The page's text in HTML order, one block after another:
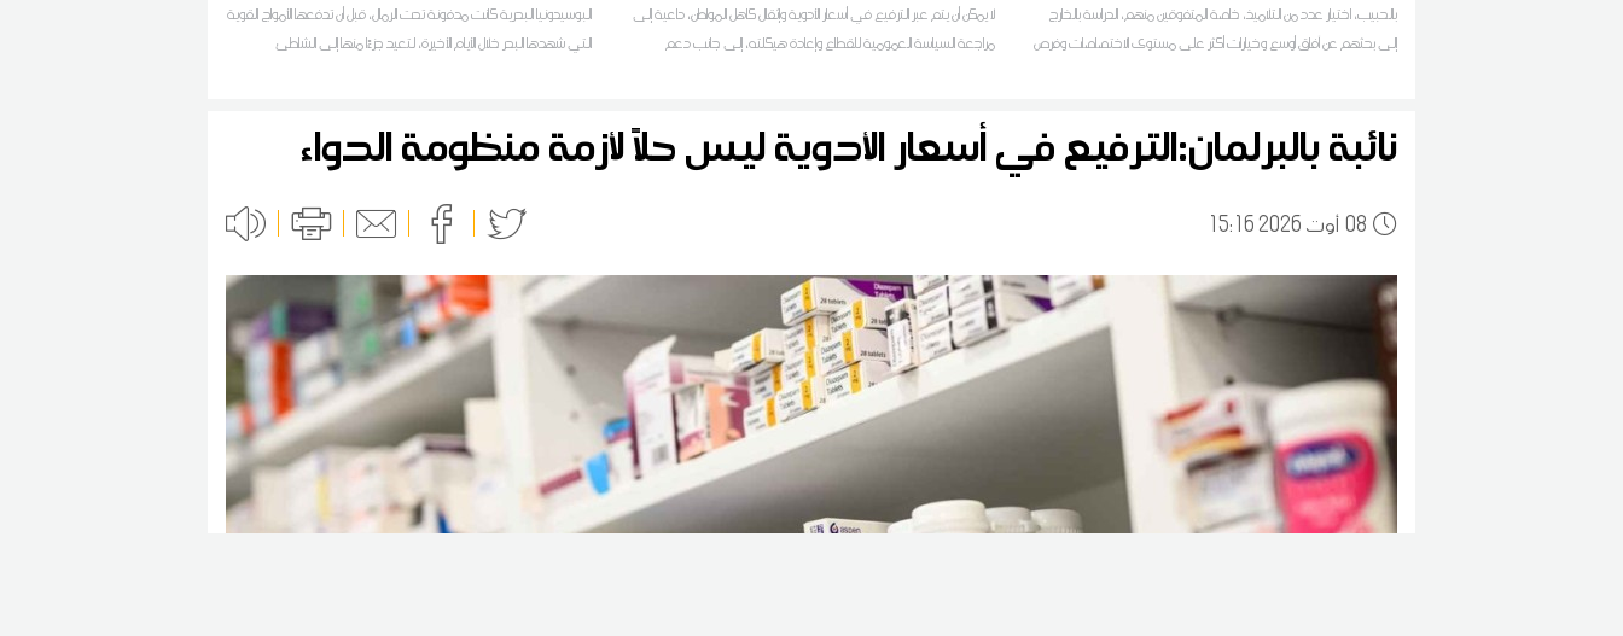
البوسيدونيا البحرية كانت مدفونة تحت الرمال، قبل أن تدفعها الأمواج القوية
التي شهدها البحر خلال الأيام الأخيرة، لتعيد جزءًا منها إلى الشاطئ
لا يمكن أن يتم عبر الترفيع في أسعار الأدوية وإثقال كاهل المواطن، داعية إلى
مراجعة السياسة العمومية للقطاع وإعادة هيكلته، إلى جانب دعم
بالحبيب، اختيار عدد من التلاميذ، خاصة المتفوقين منهم، الدراسة بالخارج
إلى بحثهم عن آفاق أوسع وخيارات أكثر على مستوى الاختصاصات وفرص
نائبة بالبرلمان:الترفيع في أسعار الأدوية ليس حلاً لأزمة منظومة الدواء
0815:16 2026 أوت